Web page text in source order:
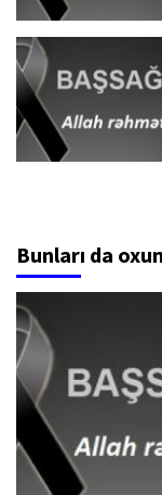
Bunları da